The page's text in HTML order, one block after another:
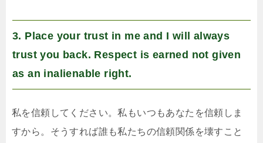
3. Place your trust in me and I will always
trust you back. Respect is earned not given
as an inalienable right.
私を信頼してください。私もいつもあなたを信頼しま
すから。そうすれば誰も私たちの信頼関係を壊すこと